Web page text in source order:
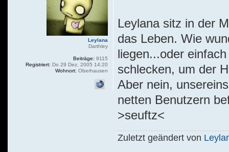
Leylana sitz in der
das Leben. Wie
liegen...oder
schlecken, um der
Aber nein,
netten Benutzern
>seuftz<
Zuletzt geändert von
Leylana
Darthley
Beiträge: 9115
Registriert: Do 29 Dez, 2005 14:20
Wohnort: Oberhausen